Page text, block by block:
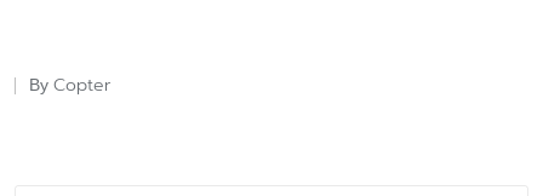
Posted
By Copter